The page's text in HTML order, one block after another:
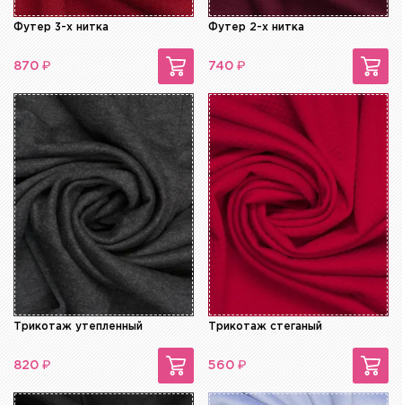
Футер 3-х нитка
870 ₽
Футер 2-х нитка
740 ₽
Трикотаж утепленный
820 ₽
Трикотаж стеганый
560 ₽